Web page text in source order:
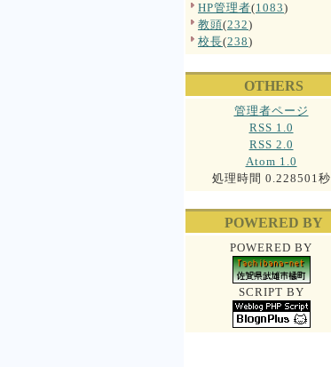
HP管理者(1083)
教頭(232)
校長(238)
OTHERS
管理者ページ
RSS 1.0
RSS 2.0
Atom 1.0
処理時間 0.228501秒
POWERED BY
POWERED BY
SCRIPT BY